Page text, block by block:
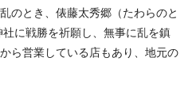
のとき、俵藤太秀郷（たわらのと
に戦勝を祈願し、無事に乱を鎮
ら営業している店もあり、地元の